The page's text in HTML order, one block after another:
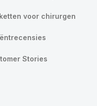
voor chirurgen
Stories